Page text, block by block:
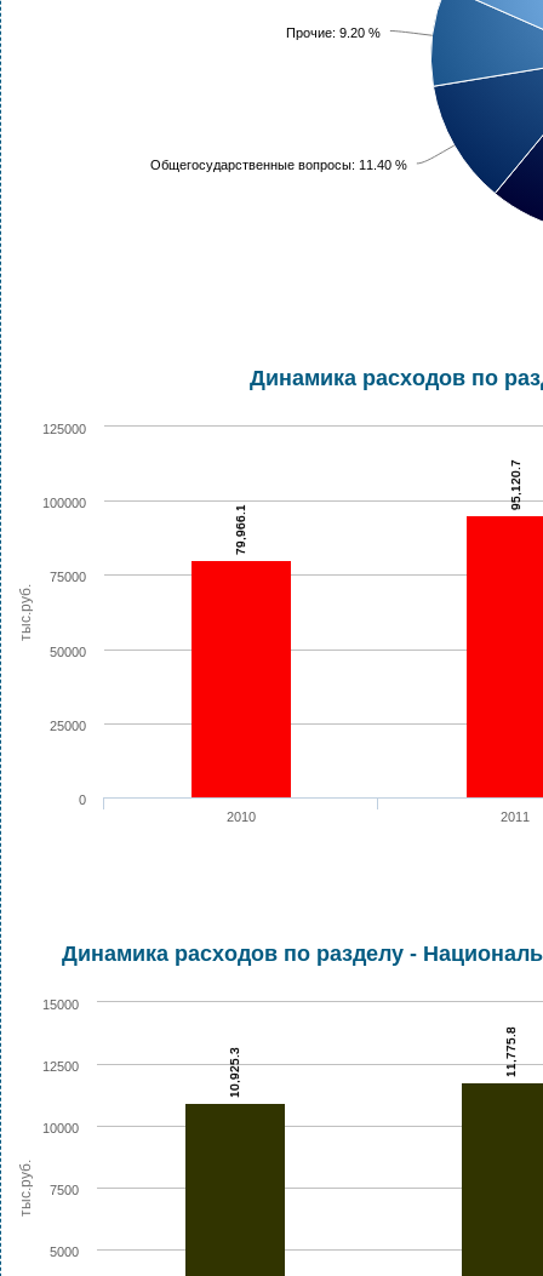
Общегосударственные вопросы: 11.40 %
Прочие: 9.20 %
тыс.руб.
Динамика расходов по
79,966.1
95,120.7
2010 2011
0
25000
50000
75000
100000
125000
тыс.руб.
Динамика расходов по разделу -
10,925.3 11,775.8
5000
7500
10000
12500
15000